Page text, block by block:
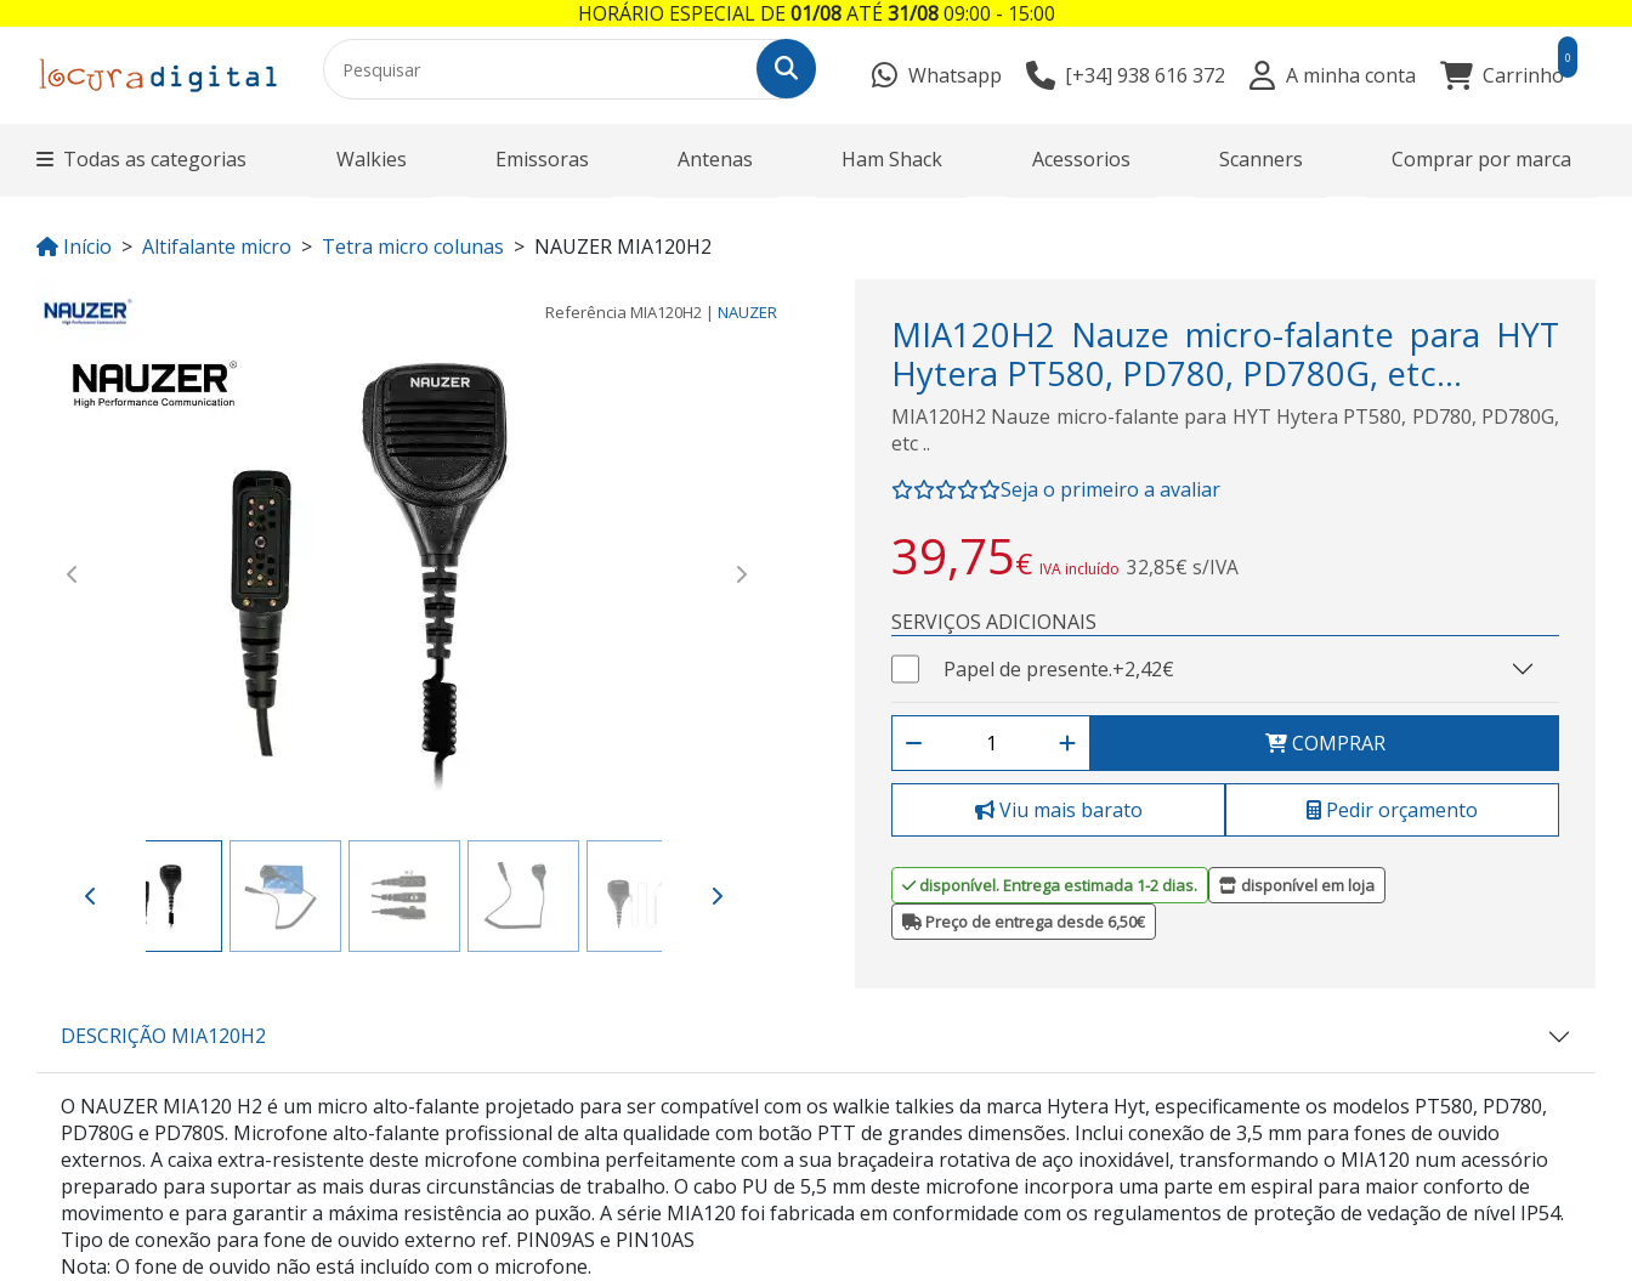
Whatsapp [+34] 938 616 372 A minha conta Carrinho
0
Todas as categorias Walkies Emissoras Antenas Ham Shack Acessorios Scanners Comprar por marca
Início Altifalante micro Tetra micro colunas NAUZER MIA120H2
Referência MIA120H2 | NAUZER
Previous Next
MIA120H2 Nauze micro-falante para HYT
Hytera PT580, PD780, PD780G, etc...
MIA120H2 Nauze micro-falante para HYT Hytera PT580, PD780, PD780G,
etc ..
Seja o primeiro a avaliar
39,75€ IVA incluído 32,85€ s/IVA
SERVIÇOS ADICIONAIS
Papel de presente.+2,42€
COMPRAR
Viu mais barato Pedir orçamento
disponível. Entrega estimada 1-2 dias.
disponível em loja
Preço de entrega desde 6,50€
DESCRIÇÃO MIA120H2
O NAUZER MIA120 H2 é um micro alto-falante projetado para ser compatível com os walkie talkies da marca Hytera Hyt, especificamente os modelos PT580, PD780,
PD780G e PD780S. Microfone alto-falante profissional de alta qualidade com botão PTT de grandes dimensões. Inclui conexão de 3,5 mm para fones de ouvido
externos. A caixa extra-resistente deste microfone combina perfeitamente com a sua braçadeira rotativa de aço inoxidável, transformando o MIA120 num acessório
preparado para suportar as mais duras circunstâncias de trabalho. O cabo PU de 5,5 mm deste microfone incorpora uma parte em espiral para maior conforto de
movimento e para garantir a máxima resistência ao puxão. A série MIA120 foi fabricada em conformidade com os regulamentos de proteção de vedação de nível IP54.
Tipo de conexão para fone de ouvido externo ref. PIN09AS e PIN10AS
Nota: O fone de ouvido não está incluído com o microfone.
HORÁRIO ESPECIAL DE01/08ATÉ31/0809:00 - 15:00